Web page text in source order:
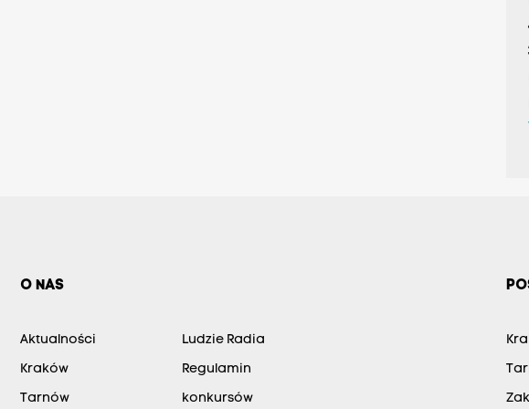
O NAS
Aktualności
Kraków
Tarnów
Ludzie Radia
Regulamin
konkursów